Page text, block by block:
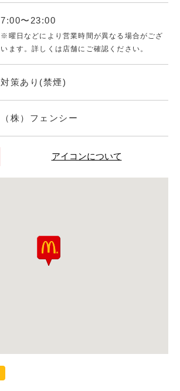
7:00〜23:00
※曜日などにより営業時間が異なる場合がござ
います。詳しくは店舗にご確認ください。
対策あり(禁煙)
（株）フェンシー
アイコンについて